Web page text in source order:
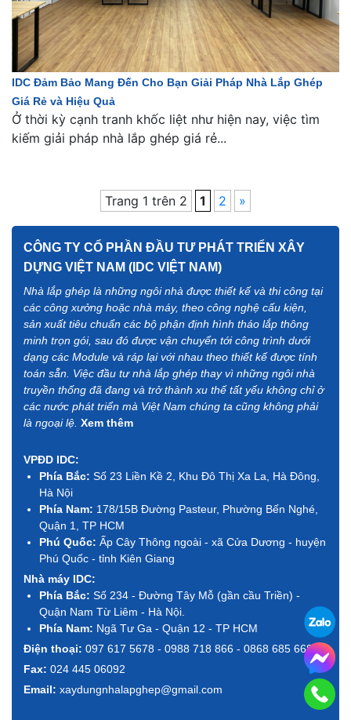
IDC Đảm Bảo Mang Đến Cho Bạn Giải Pháp Nhà Lắp Ghép
Giá Rẻ và Hiệu Quả
Ở thời kỳ cạnh tranh khốc liệt như hiện nay, việc tìm
kiếm giải pháp nhà lắp ghép giá rẻ...
Trang 1 trên 2 1 2 »
CÔNG TY CỔ PHẦN ĐẦU TƯ PHÁT TRIỂN XÂY
DỰNG VIỆT NAM (IDC VIỆT NAM)
Nhà lắp ghép là những ngôi nhà được thiết kế và thi công tại
các công xưởng hoặc nhà máy, theo công nghệ cấu kiện,
sản xuất tiêu chuẩn các bộ phận định hình tháo lắp thông
minh trọn gói, sau đó được vận chuyển tới công trình dưới
dạng các Module và ráp lại với nhau theo thiết kế được tính
toán sẵn. Việc đầu tư nhà lắp ghép thay vì những ngôi nhà
truyền thống đã đang và trở thành xu thế tất yếu không chỉ ở
các nước phát triển mà Việt Nam chúng ta cũng không phải
là ngoại lệ. Xem thêm
VPĐD IDC:
Phía Bắc: Số 23 Liền Kề 2, Khu Đô Thị Xa La, Hà Đông,
Hà Nội
Phía Nam: 178/15B Đường Pasteur, Phường Bến Nghé,
Quận 1, TP HCM
Phú Quốc: Ấp Cây Thông ngoài - xã Cửa Dương - huyện
Phú Quốc - tỉnh Kiên Giang
Nhà máy IDC:
Phía Bắc: Số 234 - Đường Tây Mỗ (gần cầu Triền) -
Quận Nam Từ Liêm - Hà Nội.
Phía Nam: Ngã Tư Ga - Quận 12 - TP HCM
Điện thoại: 097 617 5678 - 0988 718 866 - 0868 685 668
Fax: 024 445 06092
Email: xaydungnhalapghep@gmail.com